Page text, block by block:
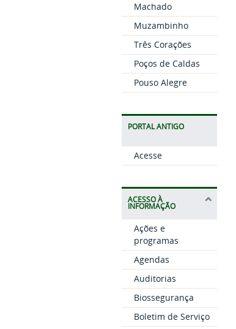
Machado
Muzambinho
Três Corações
Poços de Caldas
Pouso Alegre
PORTAL ANTIGO
Acesse
ACESSO À
INFORMAÇÃO
Ações e
programas
Agendas
Auditorias
Biossegurança
Boletim de Serviço